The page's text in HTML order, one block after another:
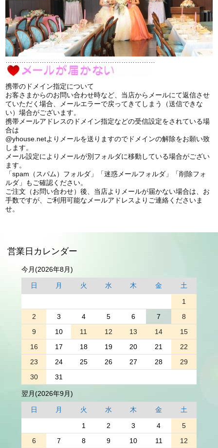
携帯のドメイン指定について
お客さまからのお問い合わせ時など、当店からメールにて返信させ
ていただく場合、メールエラーで戻ってきてしまう（送信できな
い）場合がございます。
携帯メールアドレスのドメイン指定などの受信設定をされている場
合は
@yhouse.netよりメールを送りますのでドメインの解除をお願い致
します。
メール設定によりメールが別フォルダに移動している場合がござい
ます。
「spam（スパム）フォルダ」「迷惑メールフォルダ」「削除フォ
ルダ」もご確認ください。
ご注文（お問い合わせ）後、当店よりメールが届かない場合は、お
手数ですが、ご利用可能なメールアドレスよりご連絡くださいま
せ。
営業日カレンダー
今月(2026年8月)
日 月 火 水 木 金 土
1
2
3 4 5 6 7
8
9
10 11 12 13 14
15
16
17 18 19 20 21
22
23
24 25 26 27 28
29
30
31
翌月(2026年9月)
日 月 火 水 木 金 土
1 2 3 4
5
6
7 8 9 10 11
12